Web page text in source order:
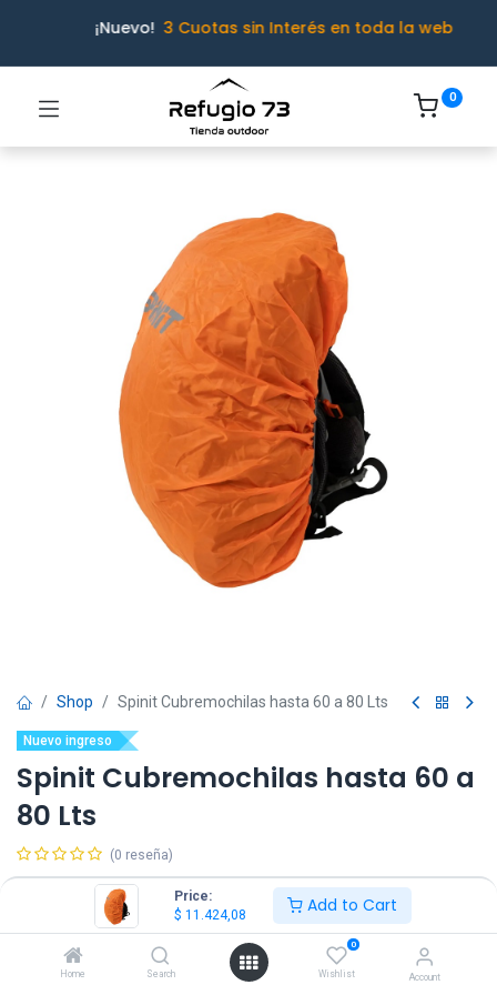
Price:
$ 11.424,08 Add to Cart
Home Search
0
Wishlist Account
¡Nuevo! 3 Cuotas sin Interés en toda la web
0
Shop Spinit Cubremochilas hasta 60 a 80 Lts
Nuevo ingreso
Spinit Cubremochilas hasta 60 a
80 Lts
(0 reseña)
11.424,08 IVA Incluido